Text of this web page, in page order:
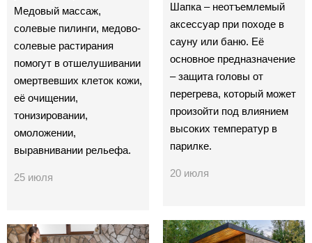
Медовый массаж,
солевые пилинги, медово-
солевые растирания
помогут в отшелушивании
омертвевших клеток кожи,
её очищении,
тонизировании,
омоложении,
выравнивании рельефа.
25 июля
Шапка – неотъемлемый
аксессуар при походе в
сауну или баню. Её
основное предназначение
– защита головы от
перегрева, который может
произойти под влиянием
высоких температур в
парилке.
20 июля